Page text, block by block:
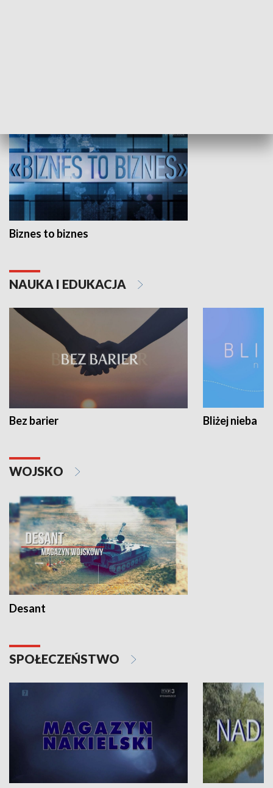
Biznes to biznes
NAUKA I EDUKACJA
Bez barier Bliżej nieba
WOJSKO
Desant
SPOŁECZEŃSTWO